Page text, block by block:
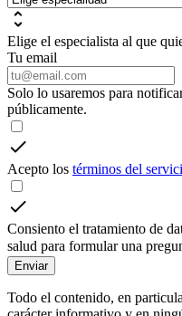
Elige el especialista al que
Tu email
Solo lo usaremos para
públicamente.
Acepto los términos del
Consiento el tratamiento de
salud para formular una
Enviar
Todo el contenido, en